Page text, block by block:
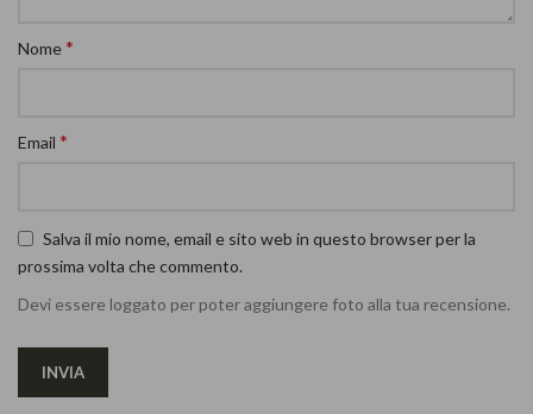
Nome*
Email *
Salva il mio nome, email e sito web in questo browser per la
prossima volta che commento.
Devi essere loggato per poter aggiungere foto alla tua recensione.